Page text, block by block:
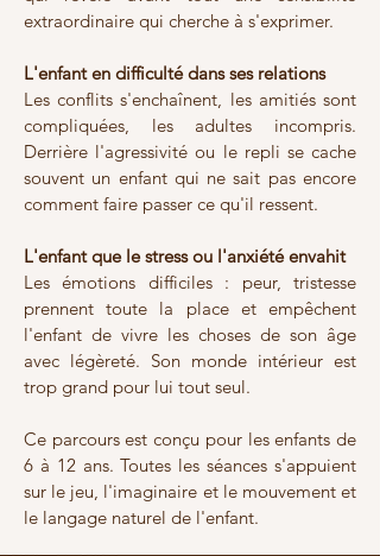
extraordinaire qui cherche à s'exprimer.
L'enfant en difficulté dans ses relations
Les conflits s'enchaînent, les amitiés sont
compliquées, les adultes incompris.
Derrière l'agressivité ou le repli se cache
souvent un enfant qui ne sait pas encore
comment faire passer ce qu'il ressent.
L'enfant que le stress ou l'anxiété envahit
Les émotions difficiles : peur, tristesse
prennent toute la place et empêchent
l'enfant de vivre les choses de son âge
avec légèreté. Son monde intérieur est
trop grand pour lui tout seul.
Ce parcours est conçu pour les enfants de
6 à 12 ans. Toutes les séances s'appuient
sur le jeu, l'imaginaire et le mouvement et
le langage naturel de l'enfant.